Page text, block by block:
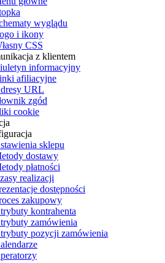
wyglądu
i ikony
CSS
z klientem
informacyjny
afiliacyjne
URL
zgód
cookie
sklepu
dostawy
płatności
realizacji
dostępności
zakupowy
kontrahenta
zamówienia
pozycji zamówienia